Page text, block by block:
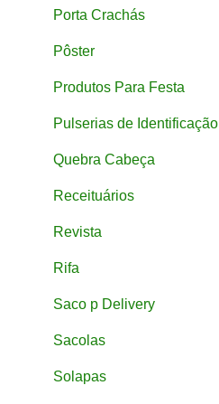
Porta Crachás
Pôster
Produtos Para Festa
Pulserias de Identificação
Quebra Cabeça
Receituários
Revista
Rifa
Saco p Delivery
Sacolas
Solapas